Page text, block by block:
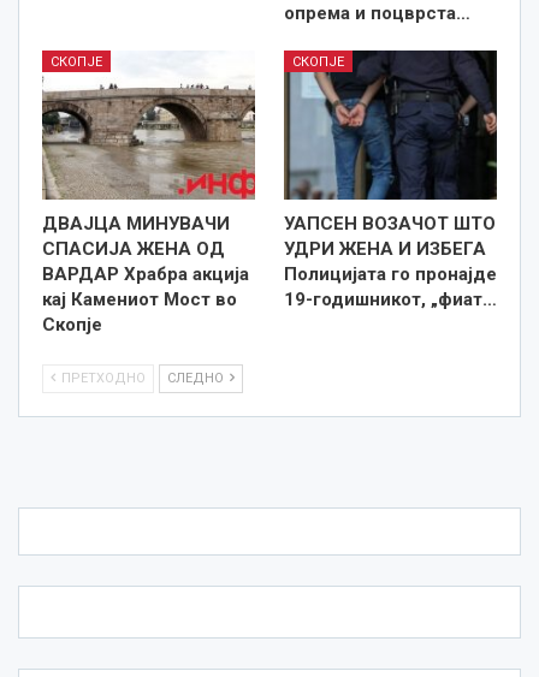
опрема и поцврста…
СКОПЈЕ
ДВАЈЦА МИНУВАЧИ
СПАСИЈА ЖЕНА ОД
ВАРДАР Храбра акција
кај Камениот Мост во
Скопје
СКОПЈЕ
УАПСЕН ВОЗАЧОТ ШТО
УДРИ ЖЕНА И ИЗБЕГА
Полицијата го пронајде
19-годишникот, „фиат…
ПРЕТХОДНО СЛЕДНО